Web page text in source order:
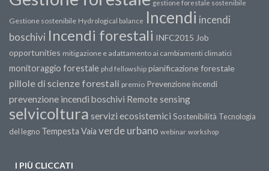
gestione forestale sostenibile
Gestione sostenibile Hydrological balance Incendi incendi
boschivi Incendi forestali INFC2015 Job
opportunities mitigazione e adattamento ai cambiamenti climatici
monitoraggio forestale phd fellowship pianificazione forestale
pillole di scienze forestali premio Prevenzione incendi
prevenzione incendi boschivi Remote sensing
selvicoltura servizi ecosistemici Sostenibilità Tecnologia
del legno Tempesta Vaia verde urbano webinar workshop
I PIÙ CLICCATI